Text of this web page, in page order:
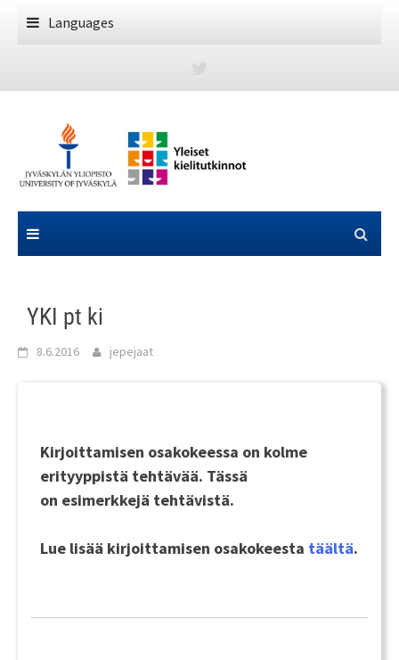
Languages
YKI pt ki
8.6.2016 jepejaat
Kirjoittamisen osakokeessa on kolme
erityyppistä tehtävää. Tässä
on esimerkkejä tehtävistä.
Lue lisää kirjoittamisen osakokeesta täältä.